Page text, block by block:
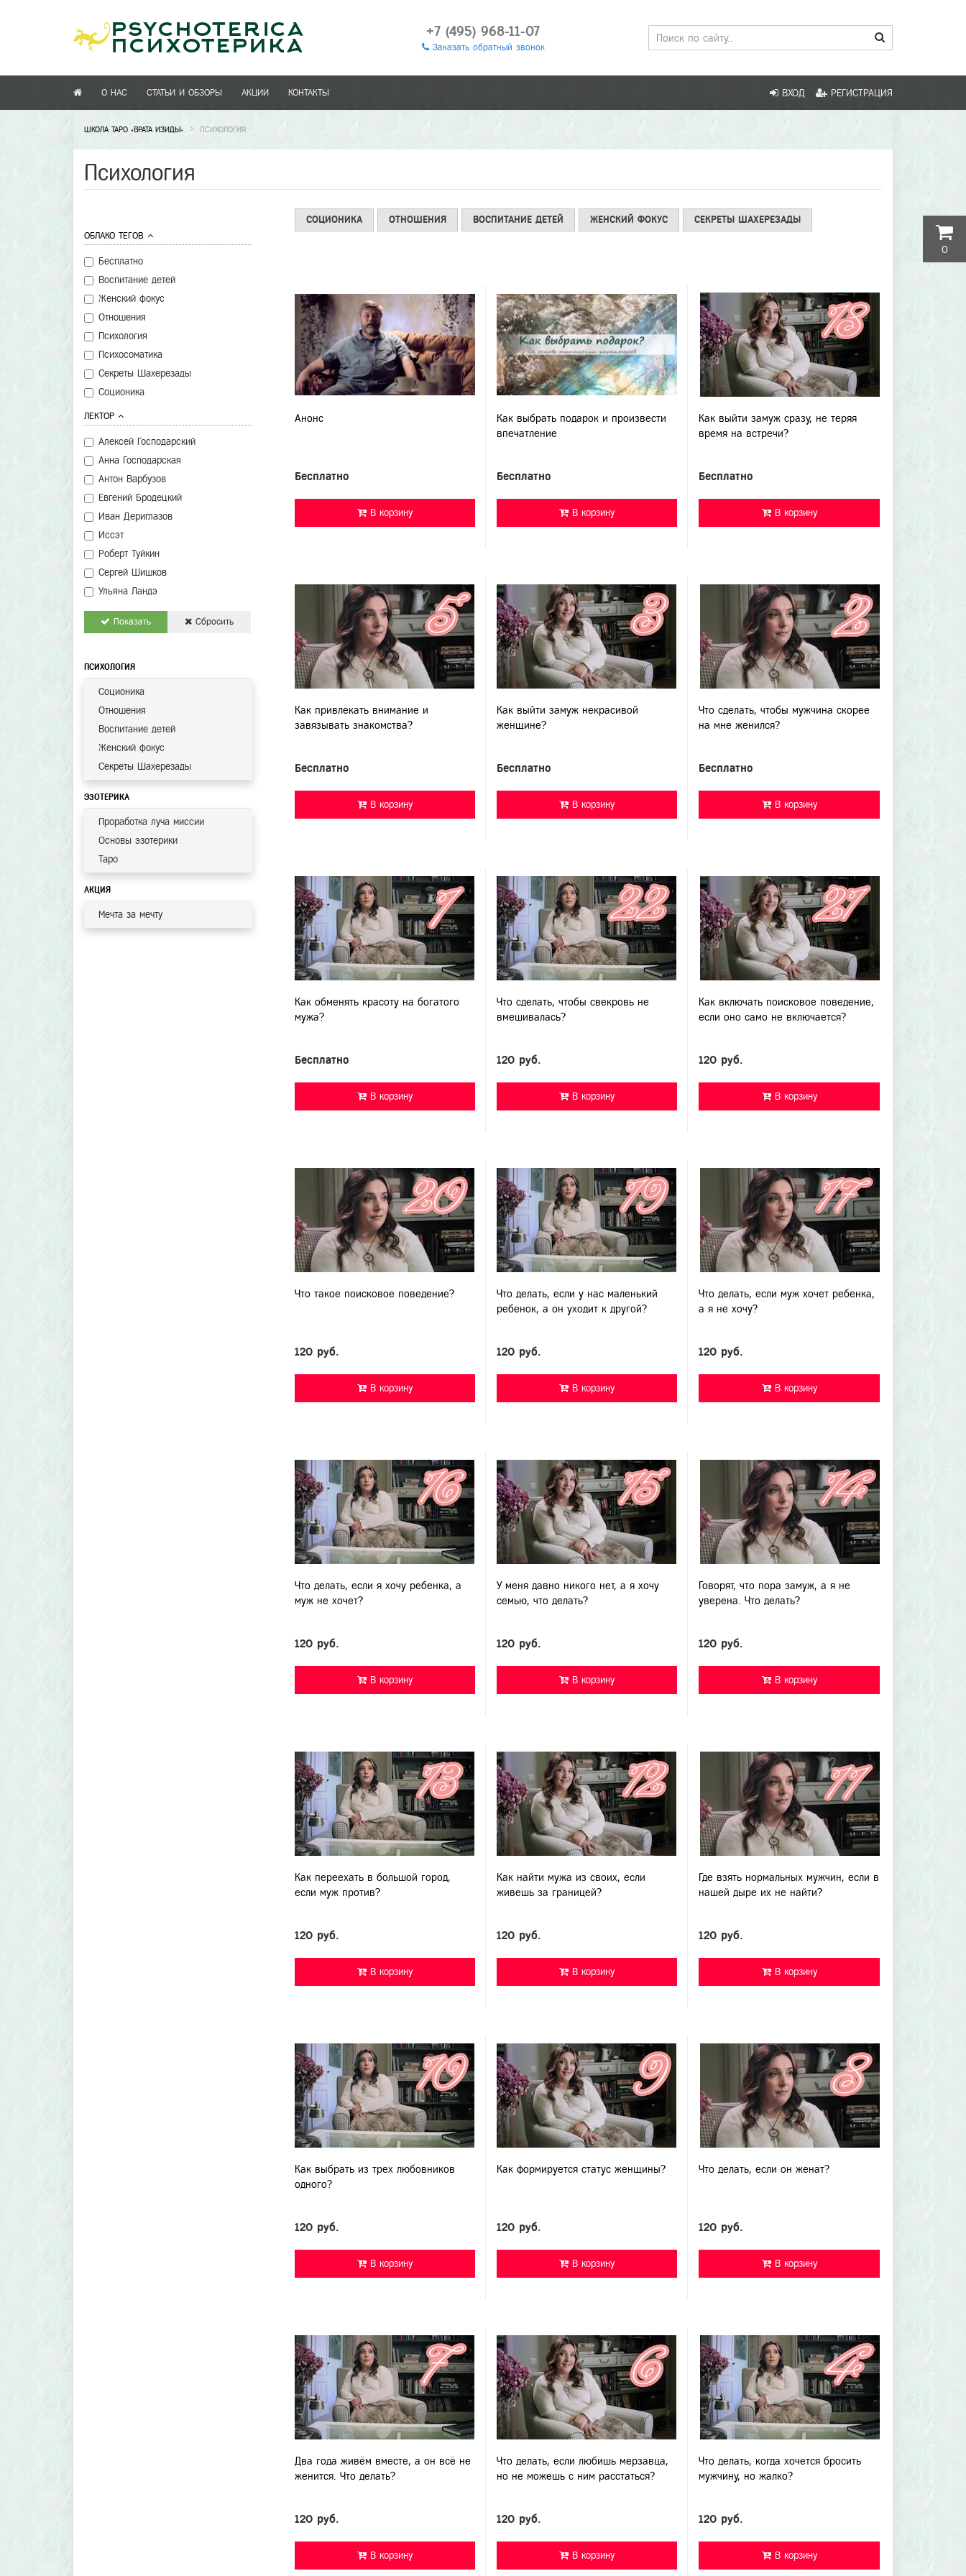
+7 (495) 968-11-07
Заказать обратный звонок
О НАС СТАТЬИ И ОБЗОРЫ АКЦИИ КОНТАКТЫ ВХОД РЕГИСТРАЦИЯ
ШКОЛА ТАРО «ВРАТА ИЗИДЫ» ПСИХОЛОГИЯ
Психология
ОБЛАКО ТЕГОВ
Бесплатно
Воспитание детей
Женский фокус
Отношения
Психология
Психосоматика
Секреты Шахерезады
Соционика
ЛЕКТОР
Алексей Господарский
Анна Господарская
Антон Варбузов
Евгений Бродецкий
Иван Дериглазов
Иссэт
Роберт Туйкин
Сергей Шишков
Ульяна Ландэ
Показать Сбросить
ПСИХОЛОГИЯ
Соционика
Отношения
Воспитание детей
Женский фокус
Секреты Шахерезады
ЭЗОТЕРИКА
Проработка луча миссии
Основы эзотерики
Таро
АКЦИЯ
Мечта за мечту
СОЦИОНИКА ОТНОШЕНИЯ ВОСПИТАНИЕ ДЕТЕЙ ЖЕНСКИЙ ФОКУС СЕКРЕТЫ ШАХЕРЕЗАДЫ
Анонс
Бесплатно
В корзину
Как выбрать подарок и произвести
впечатление
Бесплатно
В корзину
Как выйти замуж сразу, не теряя
время на встречи?
Бесплатно
В корзину
Как привлекать внимание и
завязывать знакомства?
Бесплатно
В корзину
Как выйти замуж некрасивой
женщине?
Бесплатно
В корзину
Что сделать, чтобы мужчина скорее
на мне женился?
Бесплатно
В корзину
Как обменять красоту на богатого
мужа?
Бесплатно
В корзину
Что сделать, чтобы свекровь не
вмешивалась?
120 руб.
В корзину
Как включать поисковое поведение,
если оно само не включается?
120 руб.
В корзину
Что такое поисковое поведение?
120 руб.
В корзину
Что делать, если у нас маленький
ребенок, а он уходит к другой?
120 руб.
В корзину
Что делать, если муж хочет ребенка,
а я не хочу?
120 руб.
В корзину
Что делать, если я хочу ребенка, а
муж не хочет?
120 руб.
В корзину
У меня давно никого нет, а я хочу
семью, что делать?
120 руб.
В корзину
Говорят, что пора замуж, а я не
уверена. Что делать?
120 руб.
В корзину
Как переехать в большой город,
если муж против?
120 руб.
В корзину
Как найти мужа из своих, если
живешь за границей?
120 руб.
В корзину
Где взять нормальных мужчин, если в
нашей дыре их не найти?
120 руб.
В корзину
Как выбрать из трех любовников
одного?
120 руб.
В корзину
Как формируется статус женщины?
120 руб.
В корзину
Что делать, если он женат?
120 руб.
В корзину
Два года живём вместе, а он всё не
женится. Что делать?
120 руб.
В корзину
Что делать, если любишь мерзавца,
но не можешь с ним расстаться?
120 руб.
В корзину
Что делать, когда хочется бросить
мужчину, но жалко?
120 руб.
В корзину
0